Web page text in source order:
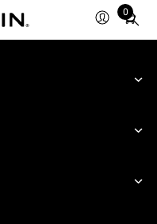
0
Total
items
cart: